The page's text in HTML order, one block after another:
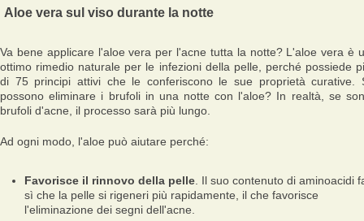
Aloe vera sul viso durante la notte
Va bene applicare l'aloe vera per l'acne tutta la notte? L'aloe vera è
ottimo rimedio naturale per le infezioni della pelle, perché possiede
di 75 principi attivi che le conferiscono le sue proprietà curative.
possono eliminare i brufoli in una notte con l'aloe? In realtà, se
brufoli d'acne, il processo sarà più lungo.
Ad ogni modo, l'aloe può aiutare perché:
Favorisce il rinnovo della pelle . Il suo contenuto di aminoacidi
sì che la pelle si rigeneri più rapidamente, il che favorisce
l'eliminazione dei segni dell'acne.